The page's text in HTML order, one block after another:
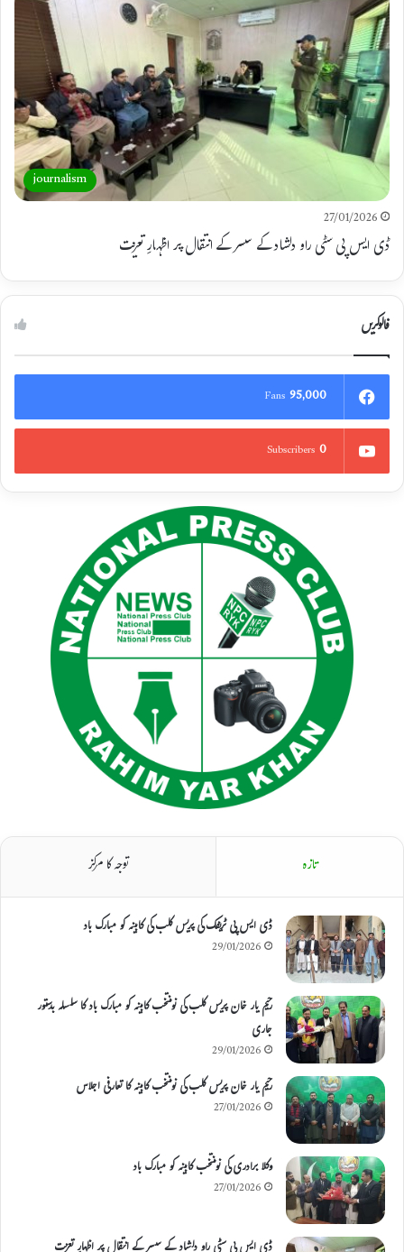
journalism
27/01/2026
ڈی ایس پی سٹی راو دلشاد کے سسر کے انتقال پر اظہارِ تعزیت
فالوکریں
95,000
Fans
0
Subscribers
تازہ توجہ کا مرکز
ڈی ایس پی ٹریفک کی پریس کلب کی کابینہ کو مبارک باد
29/01/2026
رحیم یار خان پریس کلب کی نومنتخب کابینہ کو مبارک باد کا سلسلہ بدستور
جاری
29/01/2026
رحیم یار خان پریس کلب کی نومنتخب کابینہ کا تعارفی اجلاس
27/01/2026
وکلا برادری کی نومنتخب کابینہ کو مبارک باد
27/01/2026